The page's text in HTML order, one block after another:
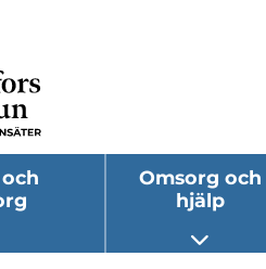
undermeny
Omsorg och
hjälp
Öppna